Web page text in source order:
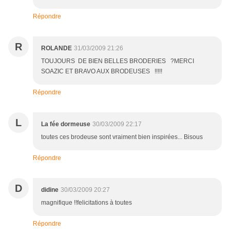
Répondre
R ROLANDE 31/03/2009 21:26
TOUJOURS DE BIEN BELLES BRODERIES ?MERCI
SOAZIC ET BRAVO AUX BRODEUSES !!!!!
Répondre
L La fée dormeuse 30/03/2009 22:17
toutes ces brodeuse sont vraiment bien inspirées... Bisous
Répondre
D didine 30/03/2009 20:27
magnifique !!felicitations à toutes
Répondre